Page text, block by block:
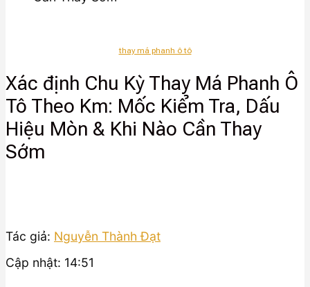
thay má phanh ô tô
Xác định Chu Kỳ Thay Má Phanh Ô
Tô Theo Km: Mốc Kiểm Tra, Dấu
Hiệu Mòn & Khi Nào Cần Thay
Sớm
Tác giả: Nguyễn Thành Đạt
Cập nhật: 14:51